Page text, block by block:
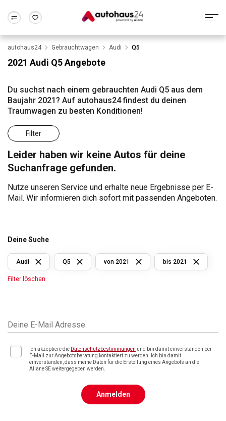
Wir bewerten dein Auto
Alle Fragen & Antworten
Rund um die Inzahlungnahme
Frankfurt Wuppertal
autohaus24 Gebrauchtwagen Audi Q5
2021 Audi Q5 Angebote
Du suchst nach einem gebrauchten Audi Q5 aus dem
Baujahr 2021? Auf autohaus24 findest du deinen
Traumwagen zu besten Konditionen!
Filter
Leider haben wir keine Autos für deine
Suchanfrage gefunden.
Nutze unseren Service und erhalte neue Ergebnisse per E-
Mail. Wir informieren dich sofort mit passenden Angeboten.
Deine Suche
Audi Q5 von 2021 bis 2021
Filter löschen
Deine E-Mail Adresse
Ich akzeptiere die Datenschutzbestimmungen und bin damit einverstanden per
E-Mail zur Angebotsberatung kontaktiert zu werden. Ich bin damit
einverstanden, dass meine Daten für die Erstellung eines Angebots an die
Allane SE weitergegeben werden.
Anmelden